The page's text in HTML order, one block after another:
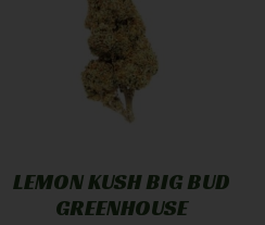
LEMON KUSH BIG BUD
GREENHOUSE